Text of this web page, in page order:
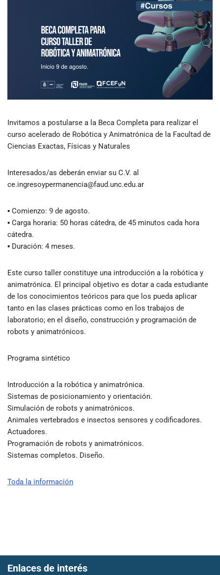
Invitamos a postularse a la Beca Completa para realizar el
curso acelerado de Robótica y Animatrónica de la Facultad de
Ciencias Exactas, Físicas y Naturales
Interesados/as deberán enviar su C.V. al
ce.ingresoypermanencia@faud.unc.edu.ar
▪ Comienzo: 9 de agosto.
▪ Carga horaria: 50 horas cátedra, de 45 minutos cada hora
cátedra.
▪ Duración: 4 meses.
Este curso taller constituye una introducción a la robótica y
animatrónica. El principal objetivo es dotar a cada estudiante
de los conocimientos teóricos para que los pueda aplicar
tanto en las clases prácticas como en los trabajos de
laboratorio; en el diseño, construcción y programación de
robots y animatrónicos.
Programa sintético
Introducción a la robótica y animatrónica.
Sistemas de posicionamiento y orientación.
Simulación de robots y animatrónicos.
Animales vertebrados e insectos sensores y codificadores.
Actuadores.
Programación de robots y animatrónicos.
Sistemas completos. Diseño.
Toda la información
Enlaces de interés